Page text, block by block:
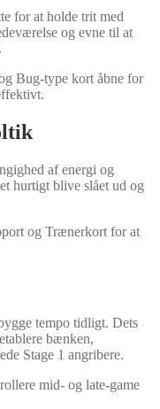
for at holde trit med
og evne til at
Bug-type kort åbne for
af energi og
hurtigt blive slået ud og
og Trænerkort for at
tempo tidligt. Dets
bænken,
Stage 1 angribere.
mid- og late-game